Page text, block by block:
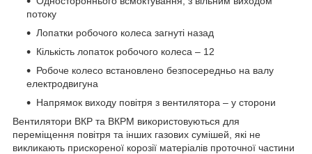
потоку
Лопатки робочого колеса загнуті назад
Кількість лопаток робочого колеса – 12
Робоче колесо встановлено безпосередньо на валу
електродвигуна
Напрямок виходу повітря з вентилятора – у сторони
Вентилятори ВКР та ВКРМ використовуються для
переміщення повітря та інших газових сумішей, які не
викликають прискореної корозії матеріалів проточної частини